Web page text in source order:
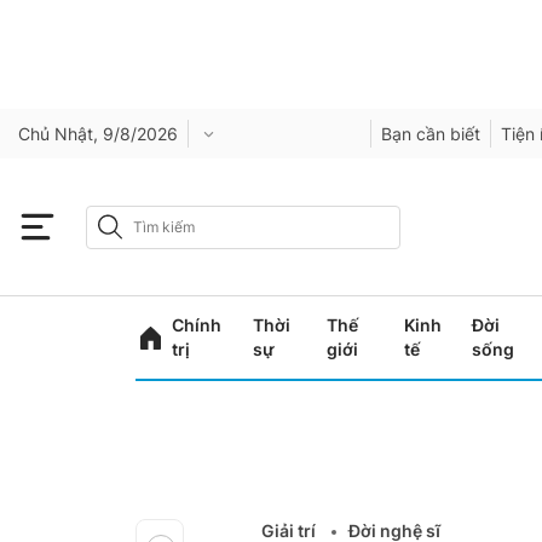
Chủ Nhật, 9/8/2026 Bạn cần biết Tiện
Chính
trị
Thời
sự
Thế
giới
Kinh
tế
Đời
sống
Giải trí Đời nghệ sĩ